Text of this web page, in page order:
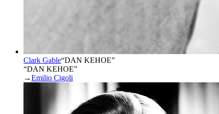
Clark Gable“DAN KEHOE”
“DAN KEHOE”
→Emilio Cigoli